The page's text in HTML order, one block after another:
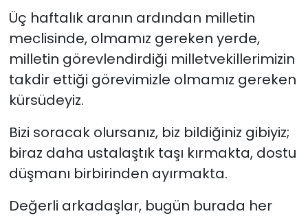
Üç haftalık aranın ardından milletin
meclisinde, olmamız gereken yerde,
milletin görevlendirdiği milletvekillerimizin
takdir ettiği görevimizle olmamız gereken
kürsüdeyiz.
Bizi soracak olursanız, biz bildiğiniz gibiyiz;
biraz daha ustalaştık taşı kırmakta, dostu
düşmanı birbirinden ayırmakta.
Değerli arkadaşlar, bugün burada her